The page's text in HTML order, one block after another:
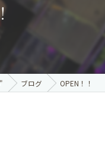
ブログ OPEN！！